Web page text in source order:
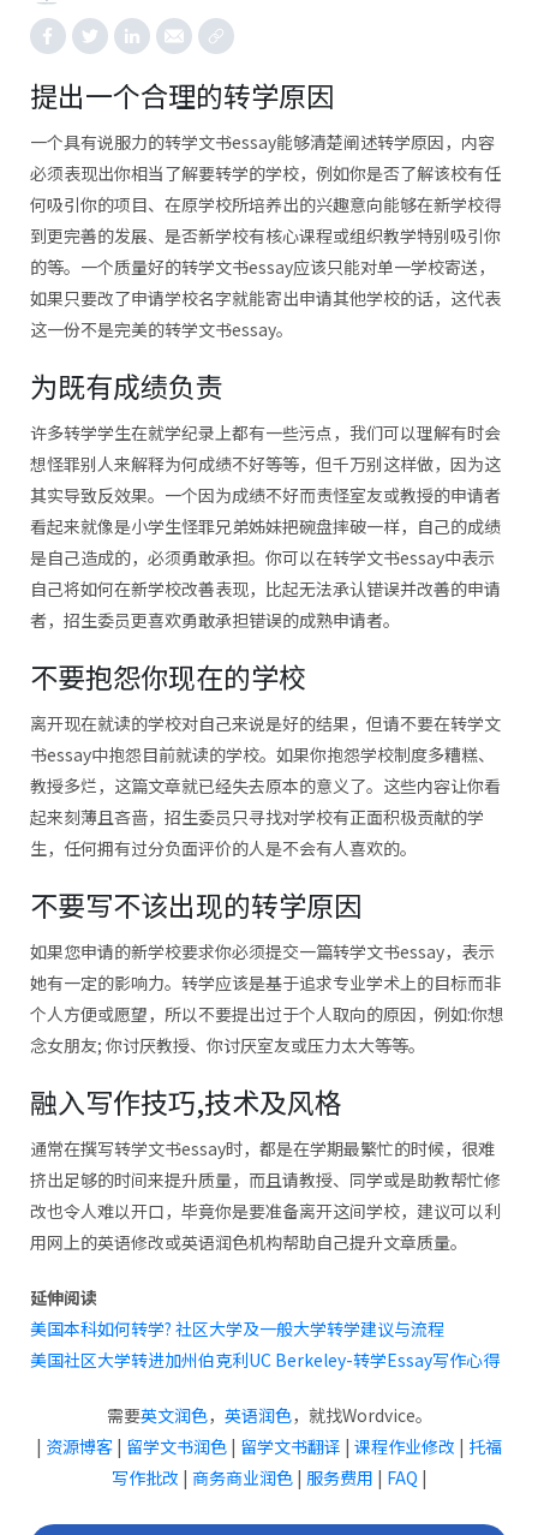
提出一个合理的转学原因
一个具有说服力的转学文书essay能够清楚阐述转学原因，内容
必须表现出你相当了解要转学的学校，例如你是否了解该校有任
何吸引你的项目、在原学校所培养出的兴趣意向能够在新学校得
到更完善的发展、是否新学校有核心课程或组织教学特别吸引你
的等。一个质量好的转学文书essay应该只能对单一学校寄送，
如果只要改了申请学校名字就能寄出申请其他学校的话，这代表
这一份不是完美的转学文书essay。
为既有成绩负责
许多转学学生在就学纪录上都有一些污点，我们可以理解有时会
想怪罪别人来解释为何成绩不好等等，但千万别这样做，因为这
其实导致反效果。一个因为成绩不好而责怪室友或教授的申请者
看起来就像是小学生怪罪兄弟姊妹把碗盘摔破一样，自己的成绩
是自己造成的，必须勇敢承担。你可以在转学文书essay中表示
自己将如何在新学校改善表现，比起无法承认错误并改善的申请
者，招生委员更喜欢勇敢承担错误的成熟申请者。
不要抱怨你现在的学校
离开现在就读的学校对自己来说是好的结果，但请不要在转学文
书essay中抱怨目前就读的学校。如果你抱怨学校制度多糟糕、
教授多烂，这篇文章就已经失去原本的意义了。这些内容让你看
起来刻薄且吝啬，招生委员只寻找对学校有正面积极贡献的学
生，任何拥有过分负面评价的人是不会有人喜欢的。
不要写不该出现的转学原因
如果您申请的新学校要求你必须提交一篇转学文书essay，表示
她有一定的影响力。转学应该是基于追求专业学术上的目标而非
个人方便或愿望，所以不要提出过于个人取向的原因，例如:你想
念女朋友; 你讨厌教授、你讨厌室友或压力太大等等。
融入写作技巧,技术及风格
通常在撰写转学文书essay时，都是在学期最繁忙的时候，很难
挤出足够的时间来提升质量，而且请教授、同学或是助教帮忙修
改也令人难以开口，毕竟你是要准备离开这间学校，建议可以利
用网上的英语修改或英语润色机构帮助自己提升文章质量。
延伸阅读
美国本科如何转学? 社区大学及一般大学转学建议与流程
美国社区大学转进加州伯克利UC Berkeley-转学Essay写作心得
需要英文润色， 英语润色，就找Wordvice。
| 资源博客 | 留学文书润色 | 留学文书翻译 | 课程作业修改 | 托福
写作批改 | 商务商业润色| 服务费用 | FAQ |